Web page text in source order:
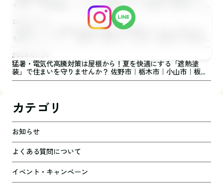
イ家が「目視調査」にこだわる理由とは 佐野市｜栃木市｜小
山市｜板倉町｜野木町｜足利市｜館林市｜創業1973年の屋根外
壁リフォーム専門店 キレイ家
【台風・ゲリラ豪雨の後は要注意⇒屋根壊れてますと言われて
キレイ家
2026.07.25
猛暑・電気代高騰対策は屋根から！夏を快適にする「遮熱塗
装」で住まいを守りませんか？ 佐野市｜栃木市｜小山市｜板倉
町｜野木町｜足利市｜館林市｜桐生市 創業1973年の屋根外壁
カテゴリ
お知らせ
よくある質問について
イベント・キャンペーン